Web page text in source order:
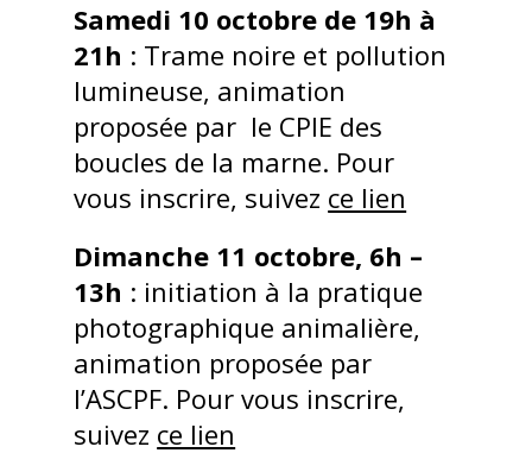
Samedi 10 octobre de 19h à
21h : Trame noire et pollution
lumineuse, animation
proposée par le CPIE des
boucles de la marne. Pour
vous inscrire, suivez ce lien
Dimanche 11 octobre, 6h –
13h : initiation à la pratique
photographique animalière,
animation proposée par
l’ASCPF. Pour vous inscrire,
suivez ce lien